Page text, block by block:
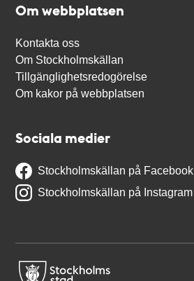
Om webbplatsen
Kontakta oss
Om Stockholmskällan
Tillgänglighetsredogörelse
Om kakor på webbplatsen
Sociala medier
Stockholmskällan på Facebook
Stockholmskällan på Instagram